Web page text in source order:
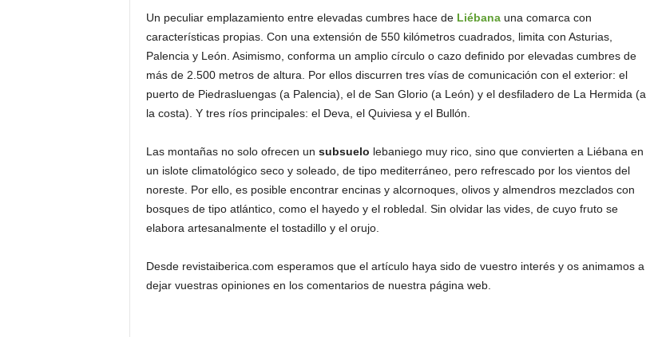
Un peculiar emplazamiento entre elevadas cumbres hace deLiébanauna comarca con
características propias. Con una extensión de 550 kilómetros cuadrados, limita con Asturias,
Palencia y León. Asimismo, conforma un amplio círculo o cazo definido por elevadas cumbres de
más de 2.500 metros de altura. Por ellos discurren tres vías de comunicación con el exterior: el
puerto de Piedrasluengas (a Palencia), el de San Glorio (a León) y el desfiladero de La Hermida (a
la costa). Y tres ríos principales: el Deva, el Quiviesa y el Bullón.
Las montañas no solo ofrecen un subsuelo lebaniego muy rico, sino que convierten a Liébana en
un islote climatológico seco y soleado, de tipo mediterráneo, pero refrescado por los vientos del
noreste. Por ello, es posible encontrar encinas y alcornoques, olivos y almendros mezclados con
bosques de tipo atlántico, como el hayedo y el robledal. Sin olvidar las vides, de cuyo fruto se
elabora artesanalmente el tostadillo y el orujo.
Desde revistaiberica.com esperamos que el artículo haya sido de vuestro interés y os animamos a
dejar vuestras opiniones en los comentarios de nuestra página web.